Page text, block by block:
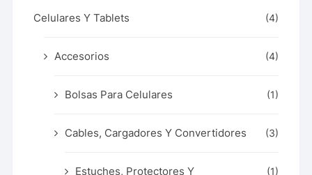
Celulares Y Tablets (4)
Accesorios (4)
Bolsas Para Celulares (1)
Cables, Cargadores Y Convertidores (3)
Estuches, Protectores Y
(1)